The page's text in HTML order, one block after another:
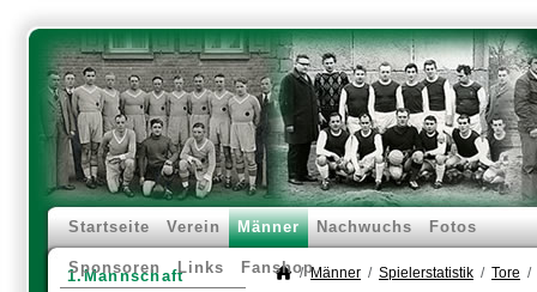
Startseite Verein Männer Nachwuchs Fotos
Sponsoren Links Fanshop
1.Mannschaft Männer Spielerstatistik Tore